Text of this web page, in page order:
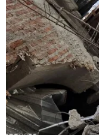
Hiện trường vụ tai
3 người tử vong